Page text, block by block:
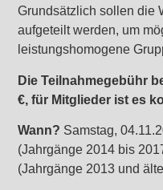
Grundsätzlich sollen die
aufgeteilt werden, um
leistungshomogene
Die Teilnahmegebühr
€, für Mitglieder ist es
Wann? Samstag,
(Jahrgänge 2014 bis
(Jahrgänge 2013 und